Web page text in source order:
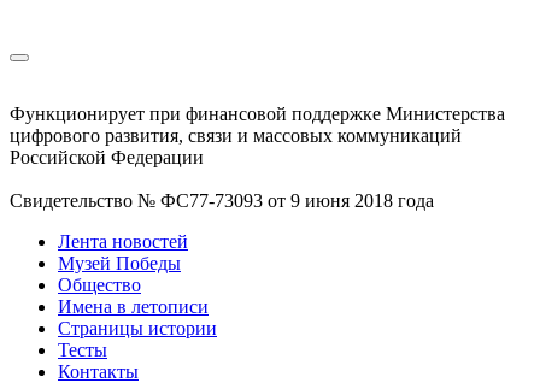
Функционирует при финансовой поддержке Министерства
цифрового развития, связи и массовых коммуникаций
Российской Федерации
Свидетельство № ФС77-73093 от 9 июня 2018 года
Лента новостей
Музей Победы
Общество
Имена в летописи
Страницы истории
Тесты
Контакты